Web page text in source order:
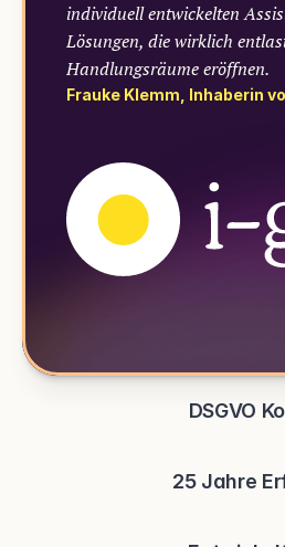
individuell entwickelten
Lösungen, die wirklich
Handlungsräume eröffnen.
Frauke Klemm, Inhaberin
DSGVO
25 Jahre